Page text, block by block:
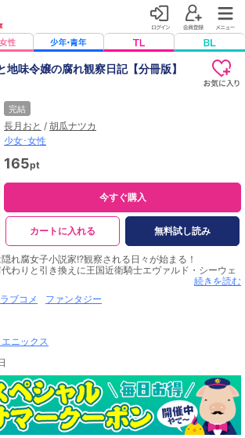
地味令嬢の腐れ観察日記【分冊版】
完結
長月おと / 胡瓜ナツカ
少女･女性
165pt
今すぐ購入
カートに入れる 無料試し読み
れ腐女子小説家!?観察される日々が始まる！
わりと引き換えに王国近衛騎士エヴァルド・シーウェ
をする契約を結んだカペル家三女のリーディア。エヴァ
目論見が、リーディアには強欲な両親の元を離れると
致した偽装婚約だった。しかも、薔薇のジャンルの小
たリーディアにとってクールな眼鏡イケメンのエヴァ
この上ない観察対象。婚約解消するまでの間のネタ探
には特別な絆が芽生え…？「小説家になろう」発！
公爵の初恋と地味令嬢の腐れ観察日記」をコミカライ
トーリーをお届けします！
式会社ヒナプロジェクトの登録商標です。
初恋と地味令嬢の腐れ観察日記」を1話ごとに分冊した
Natsuka Kouri
続きを読む
ラブコメ
ファンタジー
ニックス